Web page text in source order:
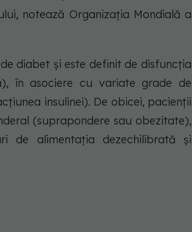
notează Organizația Mondială a
diabet și este definit de disfuncția
în asociere cu variate grade de
insulinei). De obicei, pacienții
(suprapondere sau obezitate),
de alimentația dezechilibrată și